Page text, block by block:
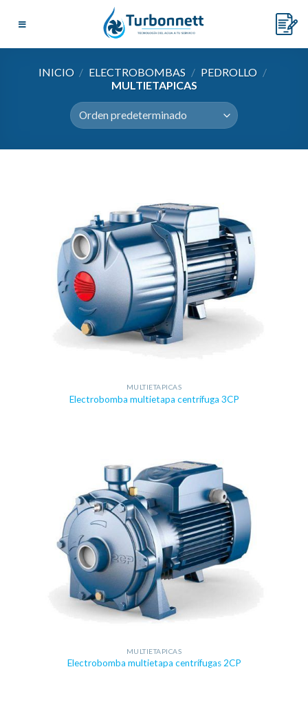
INICIO / ELECTROBOMBAS / PEDROLLO /
MULTIETAPICAS
MULTIETAPICAS
Electrobomba multietapa centrífuga 3CP
MULTIETAPICAS
Electrobomba multietapa centrífugas 2CP